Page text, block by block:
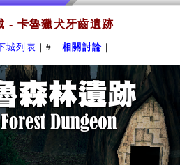
- 卡魯獵犬牙齒遺跡
城列表 ｜#｜相關討論 ｜